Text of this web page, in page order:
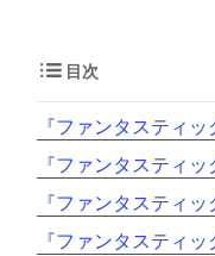
目次
『ファンタスティ
『ファンタスティ
『ファンタスティ
『ファンタスティ